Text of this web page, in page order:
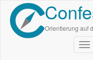
Direkt
zum
Inhalt
Orientierung auf